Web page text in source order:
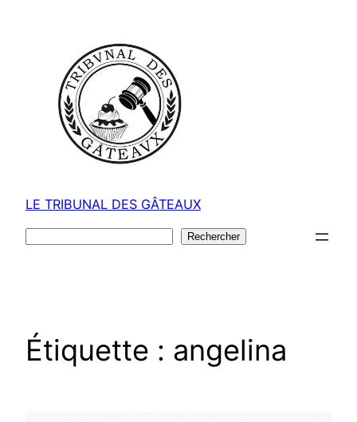
LE TRIBUNAL DES GÂTEAUX
Rechercher
Étiquette : angelina